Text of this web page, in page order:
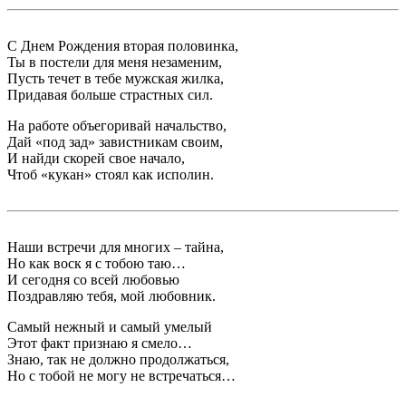
С Днем Рождения вторая половинка,
Ты в постели для меня незаменим,
Пусть течет в тебе мужская жилка,
Придавая больше страстных сил.
На работе объегоривай начальство,
Дай «под зад» завистникам своим,
И найди скорей свое начало,
Чтоб «кукан» стоял как исполин.
Наши встречи для многих – тайна,
Но как воск я с тобою таю…
И сегодня со всей любовью
Поздравляю тебя, мой любовник.
Самый нежный и самый умелый
Этот факт признаю я смело…
Знаю, так не должно продолжаться,
Но с тобой не могу не встречаться…